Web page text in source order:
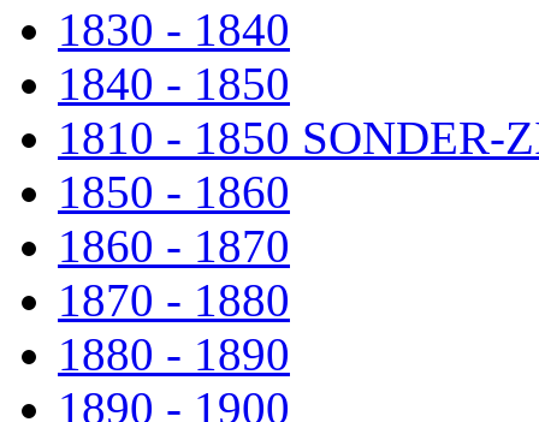
1830 - 1840
1840 - 1850
1810 - 1850 SONDER-
1850 - 1860
1860 - 1870
1870 - 1880
1880 - 1890
1890 - 1900